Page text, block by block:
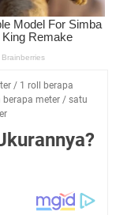
/ 1 roll berapa
berapa meter / satu